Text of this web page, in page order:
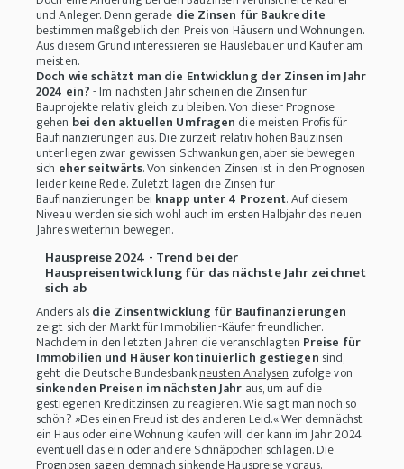
und Anleger. Denn gerade die Zinsen für Baukredite
bestimmen maßgeblich den Preis von Häusern und Wohnungen.
Aus diesem Grund interessieren sie Häuslebauer und Käufer am
meisten.
Doch wie schätzt man die Entwicklung der Zinsen im Jahr
2024 ein?- Im nächsten Jahr scheinen die Zinsen für
Bauprojekte relativ gleich zu bleiben. Von dieser Prognose
gehen bei den aktuellen Umfragen die meisten Profis für
Baufinanzierungen aus. Die zurzeit relativ hohen Bauzinsen
unterliegen zwar gewissen Schwankungen, aber sie bewegen
sich eher seitwärts. Von sinkenden Zinsen ist in den Prognosen
leider keine Rede. Zuletzt lagen die Zinsen für
Baufinanzierungen bei knapp unter 4 Prozent. Auf diesem
Niveau werden sie sich wohl auch im ersten Halbjahr des neuen
Jahres weiterhin bewegen.
Hauspreise 2024 - Trend bei der
Hauspreisentwicklung für das nächste Jahr zeichnet
sich ab
Anders alsdie Zinsentwicklung für Baufinanzierungen
zeigt sich der Markt für Immobilien-Käufer freundlicher.
Nachdem in den letzten Jahren die veranschlagten Preise für
Immobilien und Häuser kontinuierlich gestiegen sind,
geht die Deutsche Bundesbankneusten Analysenzufolge von
sinkenden Preisen im nächsten Jahr aus, um auf die
gestiegenen Kreditzinsen zu reagieren. Wie sagt man noch so
schön? »Des einen Freud ist des anderen Leid.« Wer demnächst
ein Haus oder eine Wohnung kaufen will, der kann im Jahr 2024
eventuell das ein oder andere Schnäppchen schlagen. Die
Prognosen sagen demnach sinkende Hauspreise voraus.